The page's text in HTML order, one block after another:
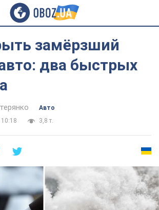
замёрзший
два быстрых
Авто
3,8 т.